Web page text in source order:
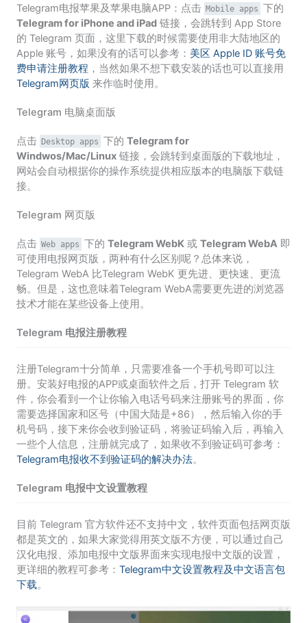
Telegram电报苹果及苹果电脑APP：点击 Mobile apps 下的
Telegram for iPhone and iPad链接，会跳转到 App Store
的 Telegram 页面，这里下载的时候需要使用非大陆地区的
Apple 账号，如果没有的话可以参考： 美区 Apple ID 账号免
费申请注册教程 ，当然如果不想下载安装的话也可以直接用
Telegram网页版 来作临时使用。
Telegram 电脑桌面版
点击 Desktop apps 下的 Telegram for
Windwos/Mac/Linux链接，会跳转到桌面版的下载地址，
网站会自动根据你的操作系统提供相应版本的电脑版下载链
接。
Telegram 网页版
点击 Web apps 下的 Telegram WebK或 Telegram WebA即
可使用电报网页版，两种有什么区别呢？总体来说，
Telegram WebA 比Telegram WebK 更先进、更快速、更流
畅。但是，这也意味着Telegram WebA需要更先进的浏览器
技术才能在某些设备上使用。
Telegram 电报注册教程
注册Telegram十分简单，只需要准备一个手机号即可以注
册。安装好电报的APP或桌面软件之后，打开 Telegram 软
件，你会看到一个让你输入电话号码来注册账号的界面，你
需要选择国家和区号（中国大陆是+86），然后输入你的手
机号码，接下来你会收到验证码，将验证码输入后，再输入
一些个人信息，注册就完成了，如果收不到验证码可参考：
Telegram电报收不到验证码的解决办法。
Telegram 电报中文设置教程
目前 Telegram 官方软件还不支持中文，软件页面包括网页版
都是英文的，如果大家觉得用英文版不方便，可以通过自己
汉化电报、添加电报中文版界面来实现电报中文版的设置，
更详细的教程可参考： Telegram中文设置教程及中文语言包
下载。